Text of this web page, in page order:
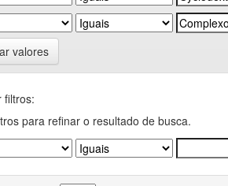
valores
filtros:
para refinar o resultado de busca.